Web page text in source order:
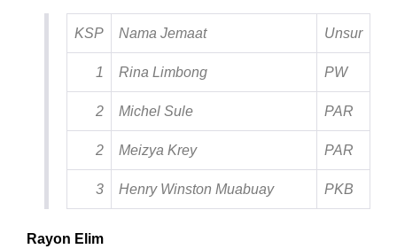
KSP Nama Jemaat Unsur
1 Rina Limbong PW
2 Michel Sule PAR
2 Meizya Krey PAR
3 Henry Winston Muabuay PKB
Rayon Elim